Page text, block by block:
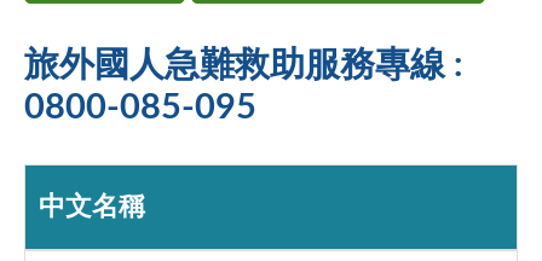
旅外國人急難救助服務專線 :
0800-085-095
中文名稱